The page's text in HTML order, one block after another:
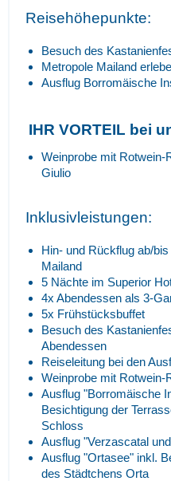
Reisehöhepunkte:
Besuch des
Metropole Mailand
Ausflug Borromäische
IHR VORTEIL bei
Weinprobe mit Rotwein-
Giulio
Inklusivleistungen:
Hin- und Rückflug ab/
Mailand
5 Nächte im Superior
4x Abendessen als 3-
5x Frühstücksbuffet
Besuch des
Abendessen
Reiseleitung bei den
Weinprobe mit
Ausflug "Borromäische
Besichtigung der
Schloss
Ausflug "Verzascatal
Ausflug "Ortasee" inkl.
des Städtchens Orta